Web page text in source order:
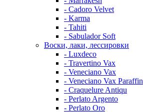
- Cadoro Velvet
- Karma
- Tahiti
- Sabulador Soft
Воски, лаки, лессировки
- Luxdeco
- Travertino Vax
- Veneciano Vax
- Veneciano Vax Paraffin
- Craquelure Antiqu
- Perlato Argento
- Perlato Oro